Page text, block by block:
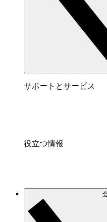
サポートとサービス
役立つ情報